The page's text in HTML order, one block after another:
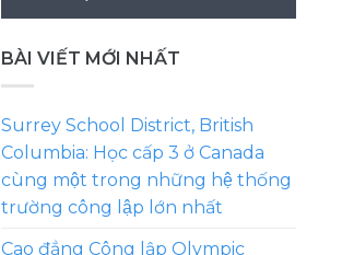
BÀI VIẾT MỚI NHẤT
Surrey School District, British
Columbia: Học cấp 3 ở Canada
cùng một trong những hệ thống
trường công lập lớn nhất
Cao đẳng Công lập Olympic